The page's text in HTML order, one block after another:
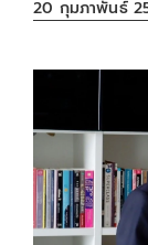
20 กุมภาพันธ์